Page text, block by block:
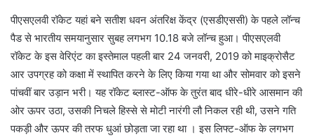
पीएसएलवी रॉकेट यहां बने सतीश धवन अंतरिक्ष केंद्र (एसडीएससी) के पहले लॉन्च
पैड से भारतीय समयानुसार सुबह लगभग 10.18 बजे लॉन्च हुआ। पीएसएलवी
रॉकेट के इस वेरिएंट का इस्तेमाल पहली बार 24 जनवरी, 2019 को माइक्रोसैट
आर उपग्रह को कक्षा में स्थापित करने के लिए किया गया था और सोमवार को इसने
पांचवीं बार उड़ान भरी। यह रॉकेट ब्लास्ट-ऑफ के तुरंत बाद धीरे-धीरे आसमान की
ओर ऊपर उठा, उसकी निचले हिस्से से मोटी नारंगी लौ निकल रही थी, उसने गति
पकड़ी और ऊपर की तरफ धुआं छोड़ता जा रहा था । इस लिफ्ट-ऑफ के लगभग